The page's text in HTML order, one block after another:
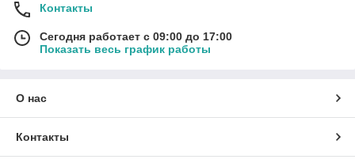
Контакты
Сегодня работает с 09:00 до 17:00
Показать весь график работы
О нас
Контакты